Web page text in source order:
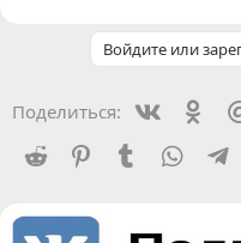
Войдите или
Поделиться:
Reddit
PinterestTumblr